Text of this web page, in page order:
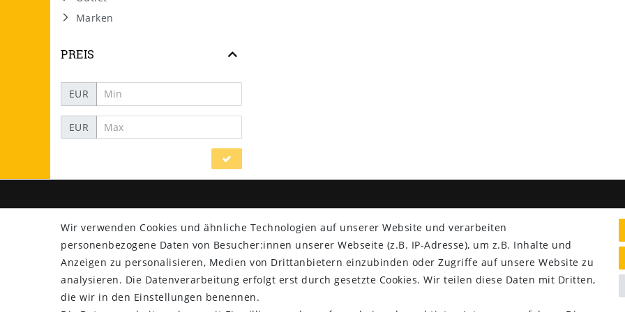
Marken
PREIS
EUR
EUR
Versand
Rücksendung
Widerrufs­recht
Impressum
Lieferung nur 2,95 €
Rücksendung kostenfrei
14 Tage Rückgaberecht
Wir verwenden Cookies und ähnliche Technologien auf unserer Website und verarbeiten
personenbezogene Daten von Besucher:innen unserer Webseite (z.B. IP-Adresse), um z.B. Inhalte und
Anzeigen zu personalisieren, Medien von Drittanbietern einzubinden oder Zugriffe auf unsere Website zu
analysieren. Die Datenverarbeitung erfolgt erst durch gesetzte Cookies. Wir teilen diese Daten mit Dritten,
die wir in den Einstellungen benennen.